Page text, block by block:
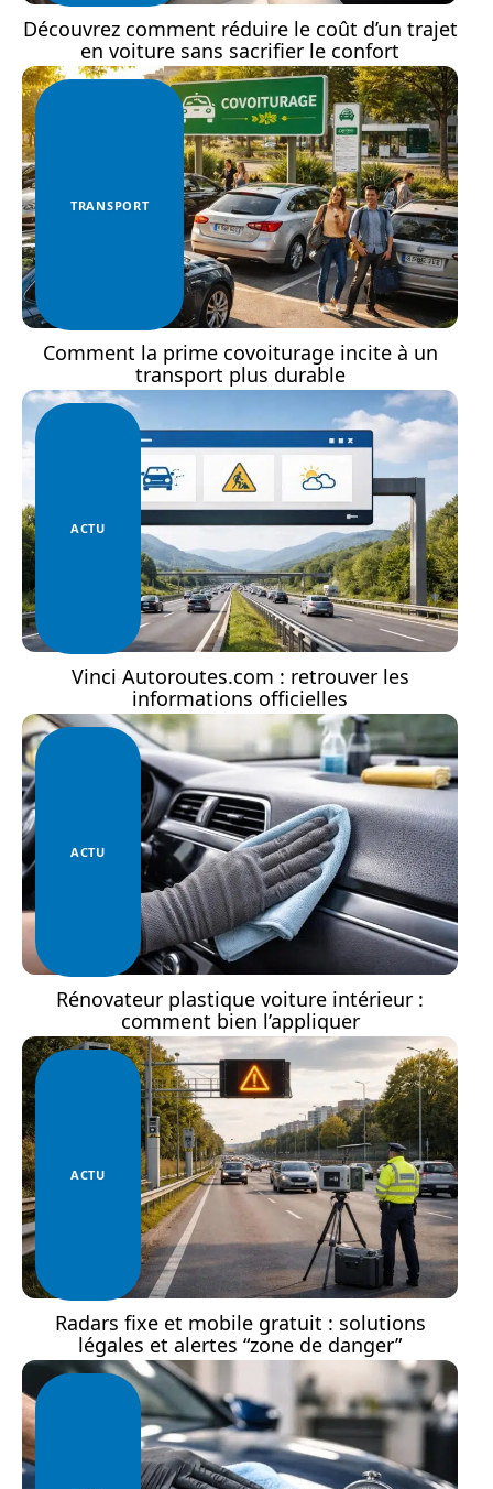
Découvrez comment réduire le coût d’un trajet
en voiture sans sacrifier le confort
TRANSPORT
Comment la prime covoiturage incite à un
transport plus durable
ACTU
Vinci Autoroutes.com : retrouver les
informations officielles
ACTU
Rénovateur plastique voiture intérieur :
comment bien l’appliquer
ACTU
Radars fixe et mobile gratuit : solutions
légales et alertes “zone de danger”